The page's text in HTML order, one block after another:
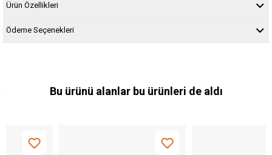
Ürün Özellikleri
Ödeme Seçenekleri
Bu ürünü alanlar bu ürünleri de aldı